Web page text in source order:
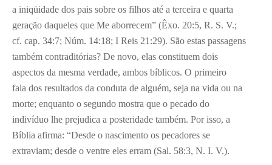
a iniqüidade dos pais sobre os filhos até a terceira e quarta
geração daqueles que Me aborrecem” (Êxo. 20:5, R. S. V.;
cf. cap. 34:7; Núm. 14:18; I Reis 21:29). São estas passagens
também contraditórias? De novo, elas constituem dois
aspectos da mesma verdade, ambos bíblicos. O primeiro
fala dos resultados da conduta de alguém, seja na vida ou na
morte; enquanto o segundo mostra que o pecado do
indivíduo lhe prejudica a posteridade também. Por isso, a
Bíblia afirma: “Desde o nascimento os pecadores se
extraviam; desde o ventre eles erram (Sal. 58:3, N. I. V.).